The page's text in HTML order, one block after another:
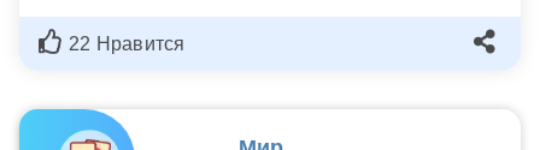
22 Нравится